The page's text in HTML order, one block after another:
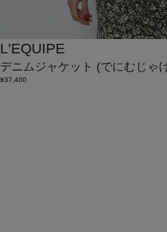
L'EQUIPE
デニムジャケット (でにむじゃ
¥37,400